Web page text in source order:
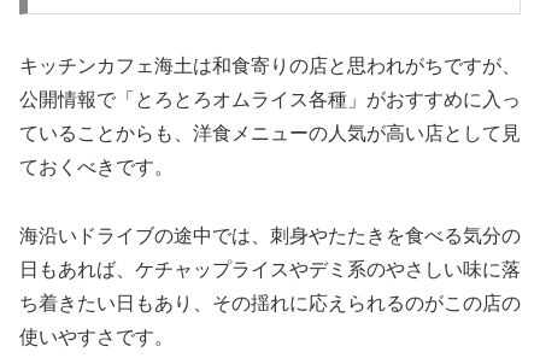
キッチンカフェ海土は和食寄りの店と思われがちですが、
公開情報で「とろとろオムライス各種」がおすすめに入っ
ていることからも、洋食メニューの人気が高い店として見
ておくべきです。
海沿いドライブの途中では、刺身やたたきを食べる気分の
日もあれば、ケチャップライスやデミ系のやさしい味に落
ち着きたい日もあり、その揺れに応えられるのがこの店の
使いやすさです。